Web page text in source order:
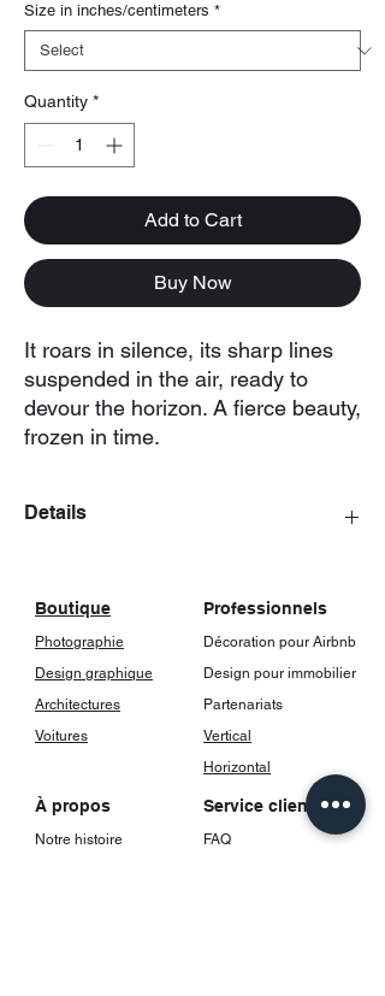
Size in inches/centimeters *
Quantity *
Add to Cart
Buy Now
It roars in silence, its sharp lines
suspended in the air, ready to
devour the horizon. A fierce beauty,
frozen in time.
Details
Boutique Professionnels
Photographie
Décoration pour Airbnb
Design graphique
Design pour immobilier
Architectures
Partenariats
Voitures
Vertical
Horizontal
À propos Service client
Notre histoire
FAQ